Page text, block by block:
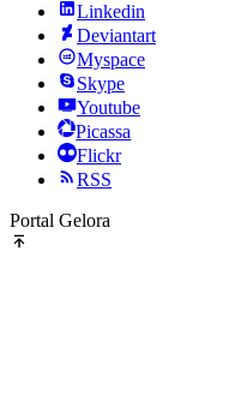
Linkedin
Deviantart
Myspace
Skype
Youtube
Picassa
Flickr
RSS
Portal Gelora